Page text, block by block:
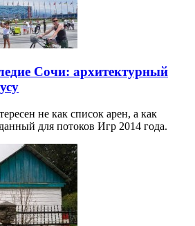
Сочи: архитектурный
не как список арен, а как
для потоков Игр 2014 года.